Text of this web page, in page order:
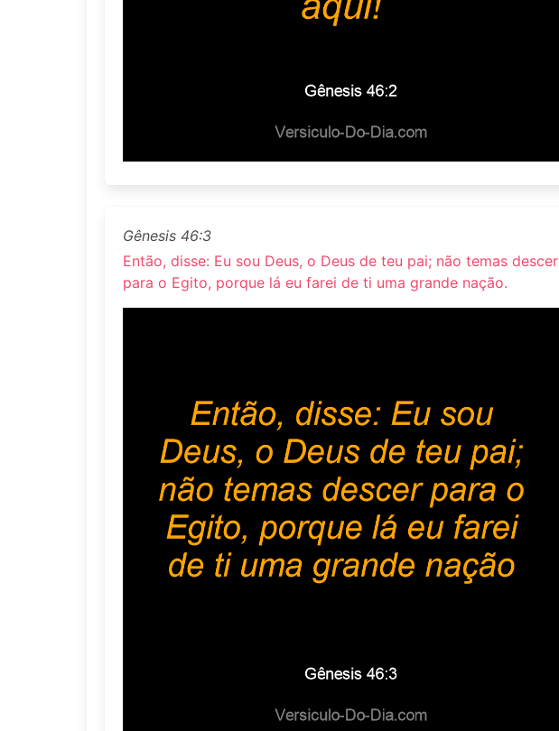
Gênesis 46:3
Então, disse: Eu sou Deus, o Deus de teu pai; não temas descer
para o Egito, porque lá eu farei de ti uma grande nação.